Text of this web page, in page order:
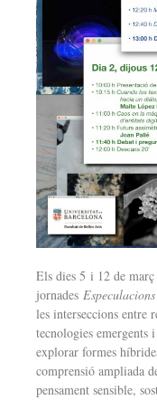
Els dies 5 i 12 de
jornades
les interseccions entre
tecnologies emergents
explorar formes
comprensió ampliada
pensament sensible,